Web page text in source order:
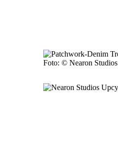
Foto: © Nearon Studios